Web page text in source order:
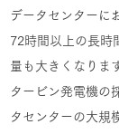
データセンターに
72時間以上の長時
量も大きくなりま
タービン発電機の
タセンターの大規